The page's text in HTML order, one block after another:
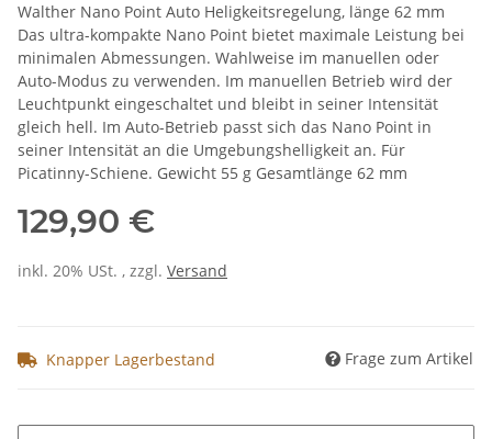
Walther Nano Point Auto Heligkeitsregelung, länge 62 mm
Das ultra-kompakte Nano Point bietet maximale Leistung bei
minimalen Abmessungen. Wahlweise im manuellen oder
Auto-Modus zu verwenden. Im manuellen Betrieb wird der
Leuchtpunkt eingeschaltet und bleibt in seiner Intensität
gleich hell. Im Auto-Betrieb passt sich das Nano Point in
seiner Intensität an die Umgebungshelligkeit an. Für
Picatinny-Schiene. Gewicht 55 g Gesamtlänge 62 mm
129,90 €
inkl. 20% USt. , zzgl. Versand
Knapper Lagerbestand Frage zum Artikel